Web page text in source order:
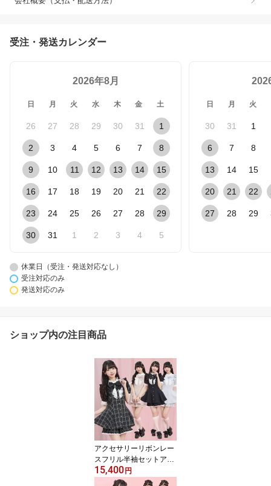
受注・発送カレンダー
2026年8月
日 月 火 水 木 金 土
26 27 28 29 30 31 1
2 3 4 5 6 7 8
9 10 11 12 13 14 15
16 17 18 19 20 21 22
23 24 25 26 27 28 29
30 31 1 2 3 4 5
日 月 火
30 31 1
6 7 8
13 14 15
20 21 22
27 28 29
休業日（受注・発送対応なし）
受注対応のみ
発送対応のみ
ショップ内の注目商品
アクセサリーリボンレー
スフリル半袖セットアッ
プ5/2 12:00 ピンク再入
荷4/10 12:00 販売スター
15,400円